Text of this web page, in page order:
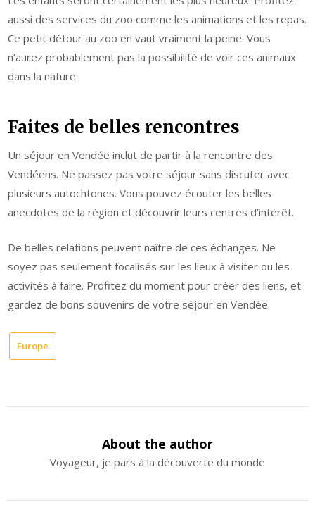
aussi des services du zoo comme les animations et les repas.
Ce petit détour au zoo en vaut vraiment la peine. Vous
n’aurez probablement pas la possibilité de voir ces animaux
dans la nature.
Faites de belles rencontres
Un séjour en Vendée inclut de partir à la rencontre des
Vendéens. Ne passez pas votre séjour sans discuter avec
plusieurs autochtones. Vous pouvez écouter les belles
anecdotes de la région et découvrir leurs centres d’intérêt.
De belles relations peuvent naître de ces échanges. Ne
soyez pas seulement focalisés sur les lieux à visiter ou les
activités à faire. Profitez du moment pour créer des liens, et
gardez de bons souvenirs de votre séjour en Vendée.
Europe
About the author
Voyageur, je pars à la découverte du monde